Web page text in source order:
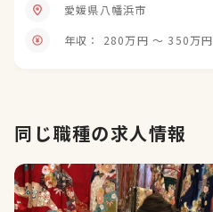
愛媛県八幡浜市
年収： 280万円 〜 350万円
同じ職種の求人情報